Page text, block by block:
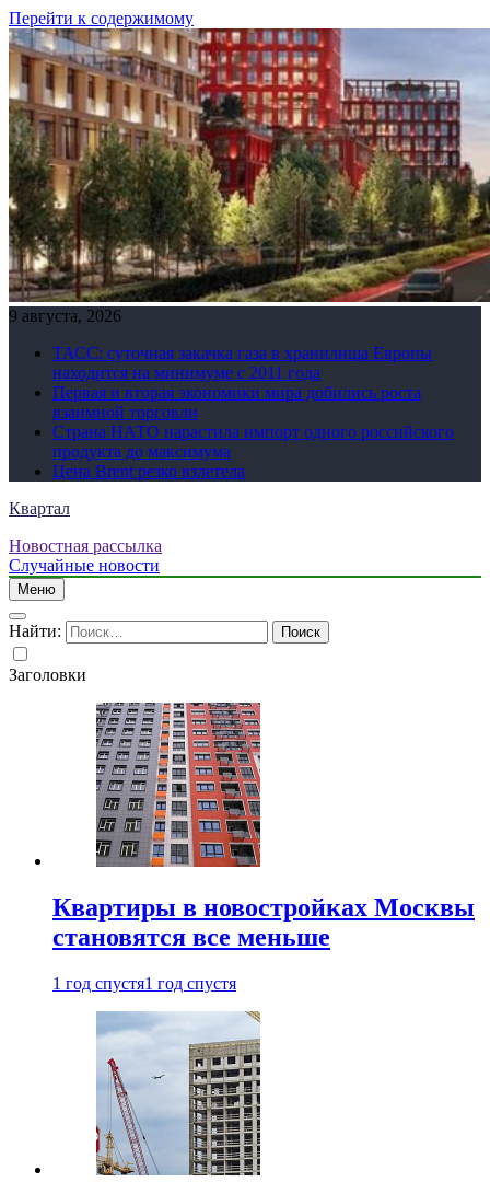
Перейти к содержимому
9 августа, 2026
ТАСС: суточная закачка газа в хранилища Европы
находится на минимуме с 2011 года
Первая и вторая экономики мира добились роста
взаимной торговли
Страна НАТО нарастила импорт одного российского
продукта до максимума
Цена Brent резко взлетела
Квартал
Новостная рассылка
Случайные новости
Меню
Найти:
Заголовки
Квартиры в новостройках Москвы
становятся все меньше
1 год спустя1 год спустя